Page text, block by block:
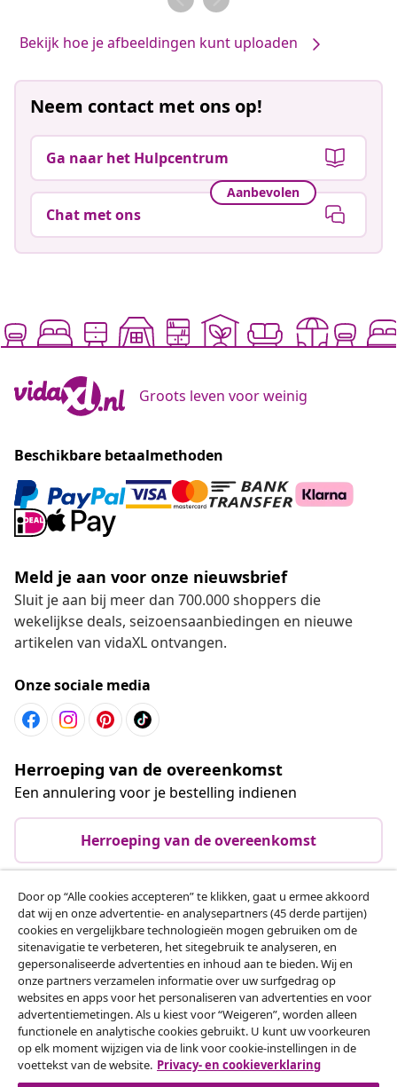
Bekijk hoe je afbeeldingen kunt uploaden
Neem contact met ons op!
Ga naar het Hulpcentrum
Aanbevolen
Chat met ons
Groots leven voor weinig
Beschikbare betaalmethoden
Meld je aan voor onze nieuwsbrief
Sluit je aan bij meer dan 700.000 shoppers die
wekelijkse deals, seizoensaanbiedingen en nieuwe
artikelen van vidaXL ontvangen.
Onze sociale media
Herroeping van de overeenkomst
Een annulering voor je bestelling indienen
Herroeping van de overeenkomst
Klantenservice
Zakelijk
vidaXL
Ontdek meer
Door op “Alle cookies accepteren” te klikken, gaat u ermee akkoord
dat wij en onze advertentie- en analysepartners (45 derde partijen)
cookies en vergelijkbare technologieën mogen gebruiken om de
sitenavigatie te verbeteren, het sitegebruik te analyseren, en
gepersonaliseerde advertenties en inhoud aan te bieden. Wij en
onze partners verzamelen informatie over uw surfgedrag op
websites en apps voor het personaliseren van advertenties en voor
advertentiemetingen. Als u kiest voor “Weigeren”, worden alleen
functionele en analytische cookies gebruikt. U kunt uw voorkeuren
op elk moment wijzigen via de link voor cookie-instellingen in de
voettekst van de website. Privacy- en cookieverklaring